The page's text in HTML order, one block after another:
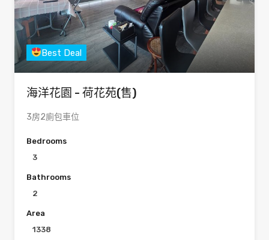
Best Deal
海洋花園 - 荷花苑(售)
3房2廁包車位
Bedrooms
3
Bathrooms
2
Area
1338